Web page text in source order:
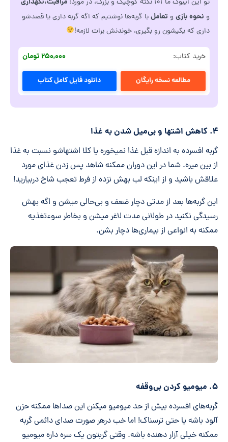
تو این ایبوک ما ۱۰۱ نکته کوچیک و بزرگ، در مورد:
و نحوه بازیو تعاملبا گربه‌ها نوشتیم که اگه گربه داری یا قصدشو
داری که یکیشون رو بگیری، خوندنش برات لازمه!
خرید کتاب: ۲۵۰,۰۰۰ تومان
مطالعه نسخه رایگان دانلود فایل کامل کتاب
۴. کاهش اشتها و بی‌میل شدن به غذا
گربه افسرده به اندازه قبل غذا نمیخوره یا کلا اشتهاشو نسبت به غذا
از بین میره. شما در این دوران ممکنه شاهد پس زدن غذای مورد
علاقش باشید و از اینکه لب بهش نزده از فرط تعجب شاخ دربیارید!
این گربه‌ها بعد از مدتی دچار ضعف و بی‌حالی میشن و اگه بهش
رسیدگی نکنید در طولانی مدت لاغر میشن و بخاطر سوءتغذیه
ممکنه به انواعی از بیماری‌ها دچار بشن.
۵. میومیو کردن بی‌وقفه
گربه‌های افسرده بیش از حد میومیو میکنن این صداها ممکنه حزن
آلود باشه یا حتی ترسناک! اما خب درهر صورت صدای دائمی گربه
ممکنه خیلی آزار دهنده باشه. وقتی گربتون یک سره داره میومیو